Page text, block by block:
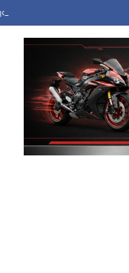
Άγγλος ποδοσφαιριστής Τόνι